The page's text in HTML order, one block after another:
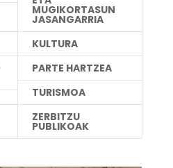
MUGIKORTASUN
JASANGARRIA
KULTURA
PARTE HARTZEA
TURISMOA
ZERBITZU
PUBLIKOAK